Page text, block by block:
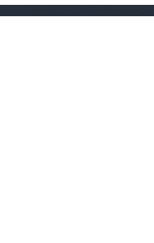
生误导，尤其是对涉